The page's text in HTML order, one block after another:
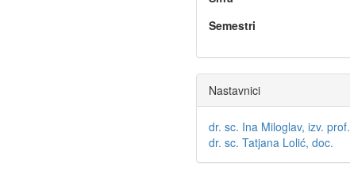
Semestri
Nastavnici
dr. sc. Ina Miloglav, izv. prof.
dr. sc. Tatjana Lolić, doc.